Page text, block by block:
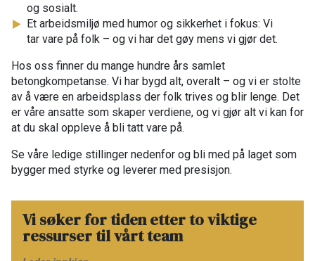
og sosialt.​
Et arbeidsmiljø med humor og sikkerhet i fokus: Vi
tar vare på folk – og vi har det gøy mens vi gjør det.​
Hos oss finner du mange hundre års samlet
betongkompetanse. Vi har bygd alt, overalt – og vi er stolte
av å være en arbeidsplass der folk trives og blir lenge. Det
er våre ansatte som skaper verdiene, og vi gjør alt vi kan for
at du skal oppleve å bli tatt vare på.​
​Se våre ledige stillinger nedenfor og bli med på laget som
bygger med styrke og leverer med presisjon.​
Vi søker for tiden etter to viktige
ressurser til vårt team